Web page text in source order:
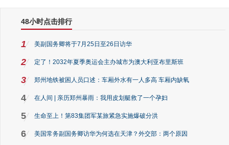
48小时点击排行
1 美副国务卿将于7月25日至26日访华
2 定了！2032年夏季奥运会主办城市为澳大利亚布里斯班
3 郑州地铁被困人员口述：车厢外水有一人多高 车厢内缺氧
4 在人间 | 亲历郑州暴雨：我用皮划艇救了一个孕妇
5 生命至上！第83集团军某旅紧急实施爆破分洪
6 美国常务副国务卿访华为何选在天津？外交部：两个原因